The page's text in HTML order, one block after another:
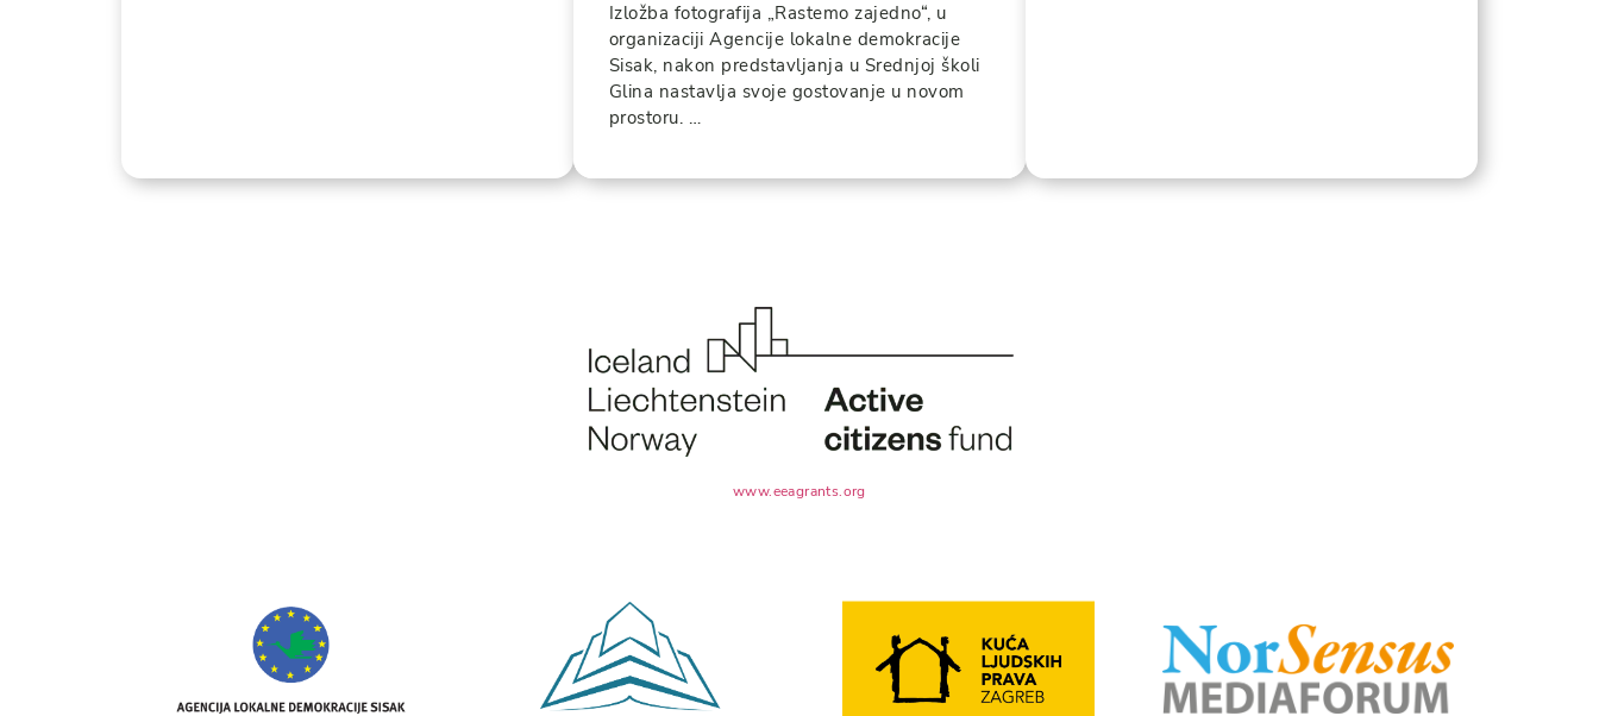
Izložba fotografija „Rastemo zajedno“, u
organizaciji Agencije lokalne demokracije
Sisak, nakon predstavljanja u Srednjoj školi
Glina nastavlja svoje gostovanje u novom
prostoru. …
www.eeagrants.org